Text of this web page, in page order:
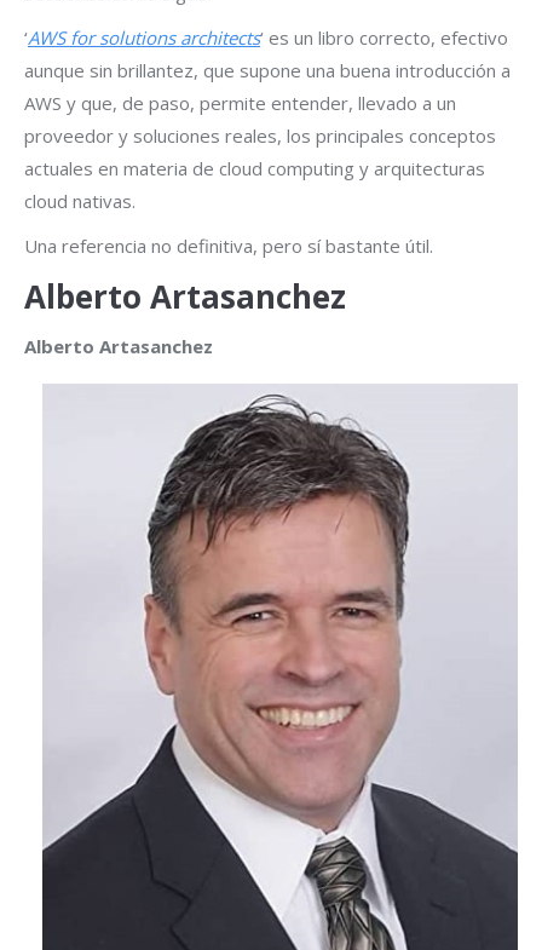
‘AWS for solutions architects‘ es un libro correcto, efectivo
aunque sin brillantez, que supone una buena introducción a
AWS y que, de paso, permite entender, llevado a un
proveedor y soluciones reales, los principales conceptos
actuales en materia de cloud computing y arquitecturas
cloud nativas.
Una referencia no definitiva, pero sí bastante útil.
Alberto Artasanchez
Alberto Artasanchez